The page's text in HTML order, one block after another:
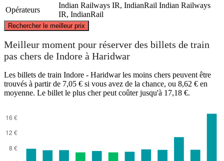
Opérateurs
Indian Railways IR, IndianRail Indian Railways
IR, IndianRail
Rechercher le meilleur prix
Meilleur moment pour réserver des billets de train
pas chers de Indore à Haridwar
Les billets de train Indore - Haridwar les moins chers peuvent être
trouvés à partir de 7,05 € si vous avez de la chance, ou 8,62 € en
moyenne. Le billet le plus cher peut coûter jusqu'à 17,18 €.